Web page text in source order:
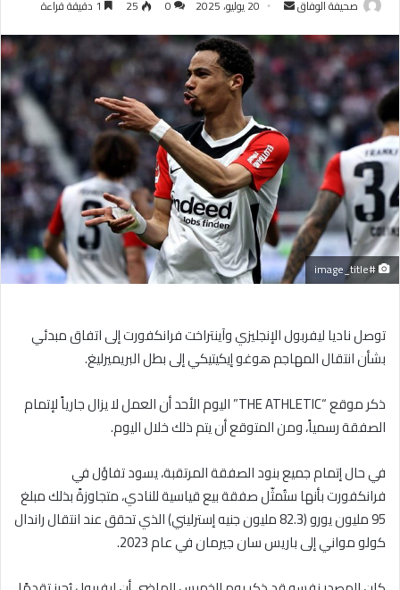
صحيفة الوفاق
أرسل
إلكترونيا
20 يوليو، 2025 0
25
#image_title
توصل ناديا ليفربول الإنجليزي وآينتراخت فرانكفورت إلى اتفاق مبدئي
بشأن انتقال المهاجم هوغو إيكيتيكي إلى بطل البريميرليغ.
ذكر موقع “THE ATHLETIC” اليوم الأحد أن العمل لا يزال جارياً لإتمام
الصفقة رسمياً، ومن المتوقع أن يتم ذلك خلال اليوم.
في حال إتمام جميع بنود الصفقة المرتقبة، يسود تفاؤل في
فرانكفورت بأنها ستُمثّل صفقة بيع قياسية للنادي، متجاوزةً بذلك مبلغ
95 مليون يورو (82.3 مليون جنيه إسترليني) الذي تحقق عند انتقال راندال
كولو مواني إلى باريس سان جيرمان في عام 2023.